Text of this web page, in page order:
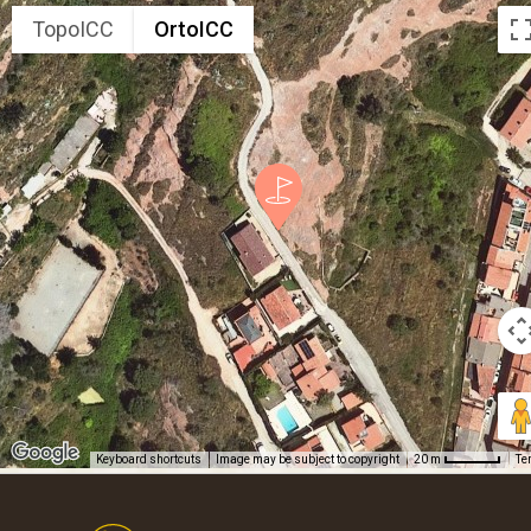
TopoICC OrtoICC
Keyboard shortcuts Image may be subject to copyright 20 m